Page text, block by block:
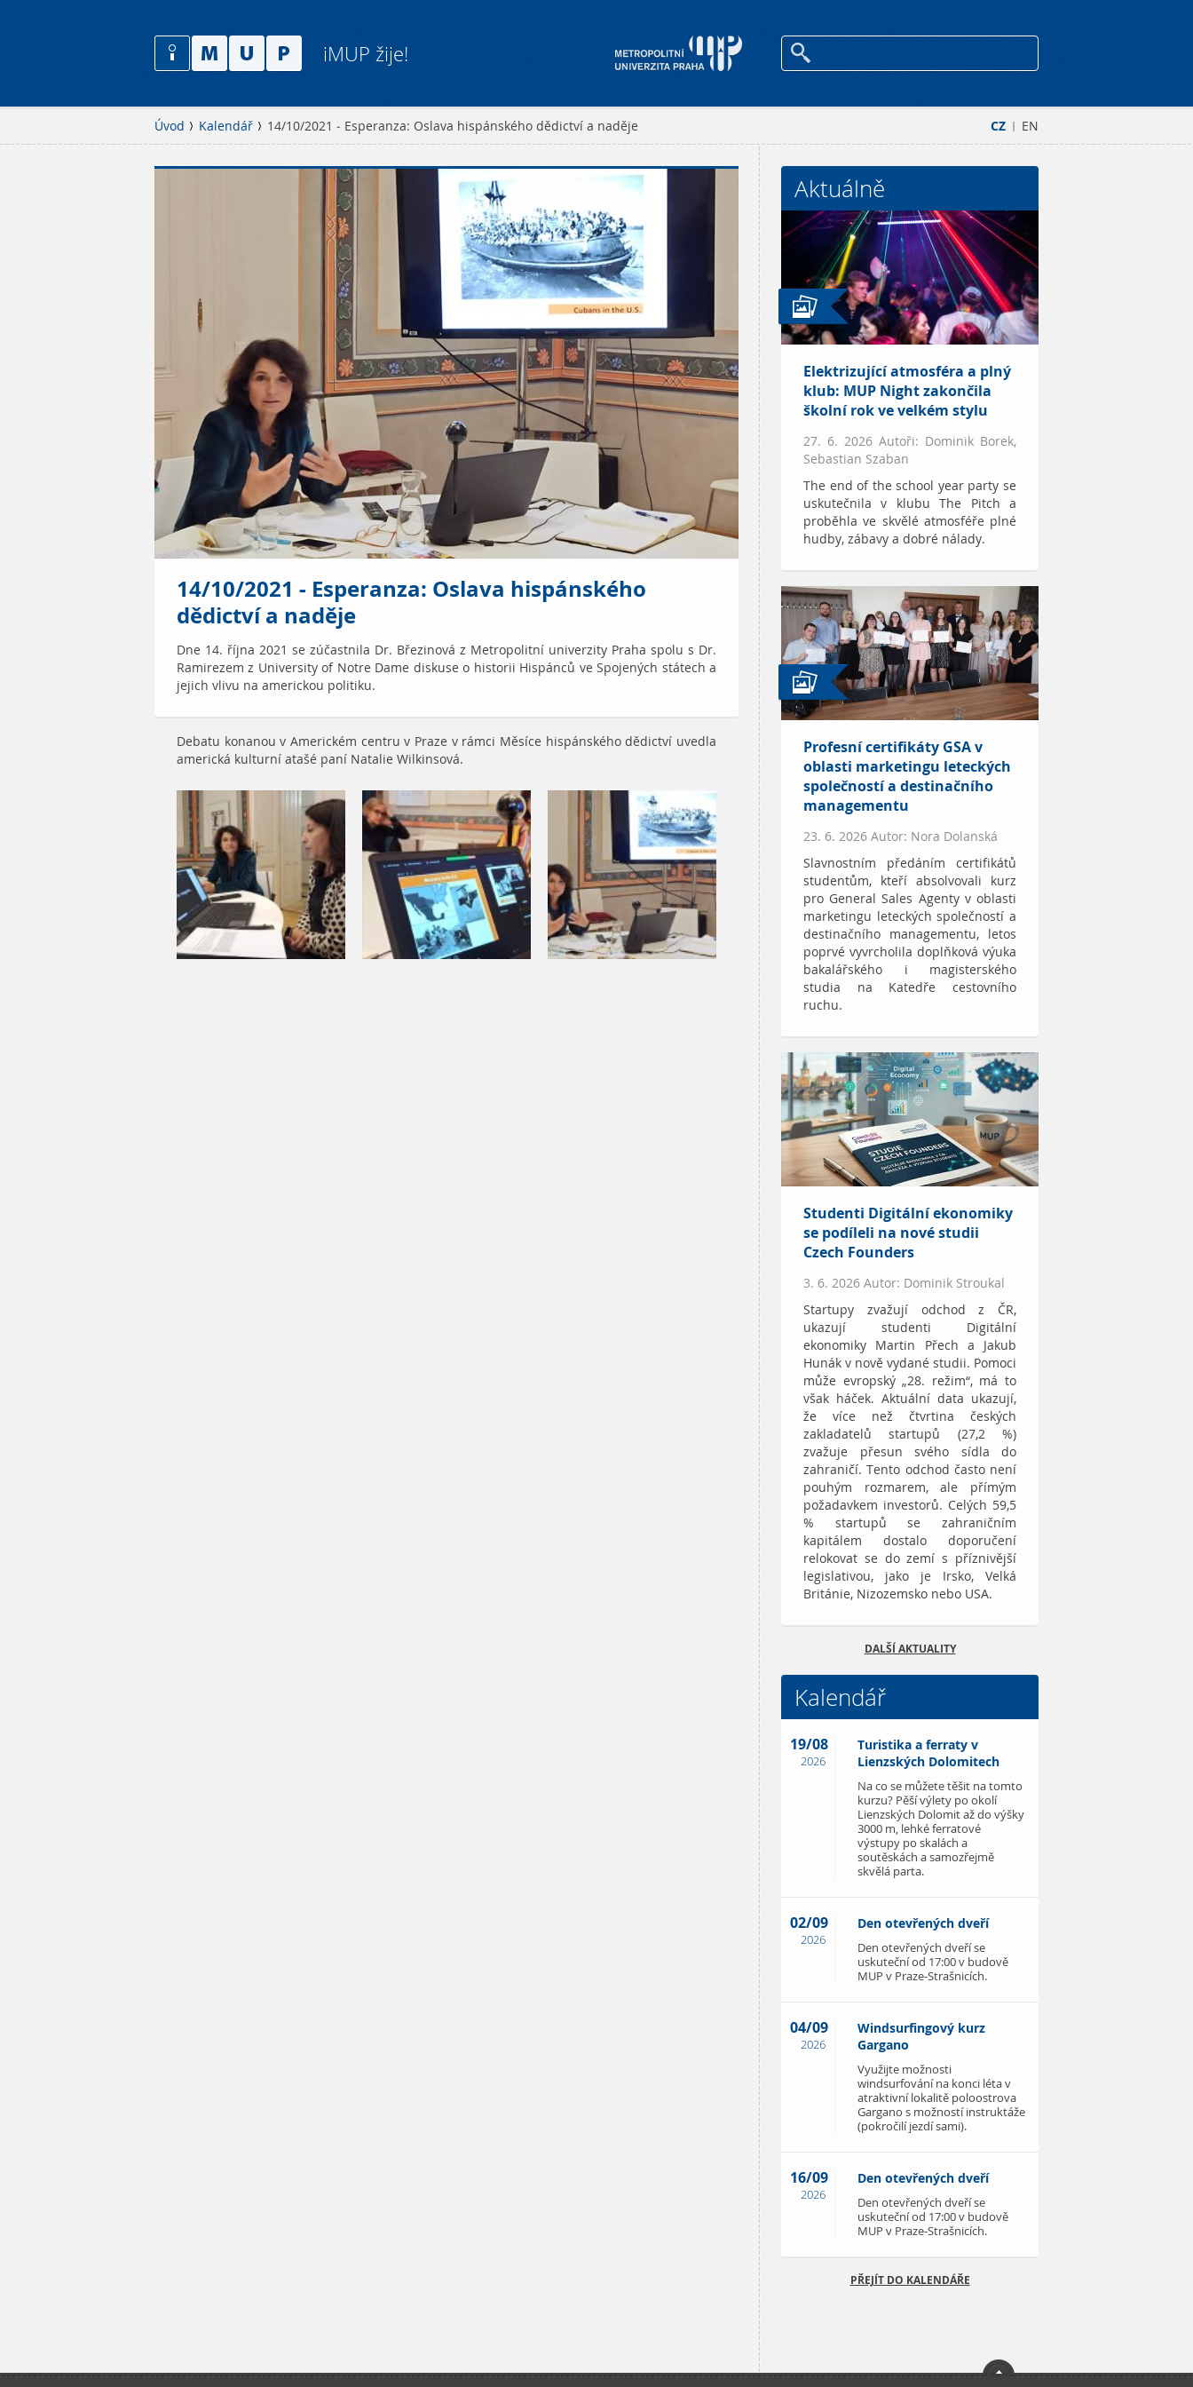
iMUP žije!
CZ | EN
Úvod Kalendář 14/10/2021 - Esperanza: Oslava hispánského dědictví a naděje
14/10/2021 - Esperanza: Oslava hispánského
dědictví a naděje
Dne 14. října 2021 se zúčastnila Dr. Březinová z Metropolitní univerzity Praha spolu s Dr.
Ramirezem z University of Notre Dame diskuse o historii Hispánců ve Spojených státech a
jejich vlivu na americkou politiku.
Debatu konanouv Americkém centru v Praze v rámci Měsíce hispánského dědictví uvedla
americká kulturní atašé paní Natalie Wilkinsová.
Aktuálně
Elektrizující atmosféra a plný
klub: MUP Night zakončila
školní rok ve velkém stylu
27. 6. 2026 Autoři: Dominik Borek,
Sebastian Szaban
The end of the school year party se
uskutečnila v klubu The Pitch a
proběhla ve skvělé atmosféře plné
hudby, zábavy a dobré nálady.
Profesní certifikáty GSA v
oblasti marketingu leteckých
společností a destinačního
managementu
23. 6. 2026 Autor: Nora Dolanská
Slavnostním předáním certifikátů
studentům, kteří absolvovali kurz
pro General Sales Agenty v oblasti
marketingu leteckých společností a
destinačního managementu, letos
poprvé vyvrcholila doplňková výuka
bakalářského i magisterského
studia na Katedře cestovního
ruchu.
Studenti Digitální ekonomiky
se podíleli na nové studii
Czech Founders
3. 6. 2026 Autor: Dominik Stroukal
Startupy zvažují odchod z ČR,
ukazují studenti Digitální
ekonomiky Martin Přech a Jakub
Hunák v nově vydané studii. Pomoci
může evropský „28. režim“, má to
však háček. Aktuální data ukazují,
že více než čtvrtina českých
zakladatelů startupů (27,2 %)
zvažuje přesun svého sídla do
zahraničí. Tento odchod často není
pouhým rozmarem, ale přímým
požadavkem investorů. Celých 59,5
% startupů se zahraničním
kapitálem dostalo doporučení
relokovat se do zemí s příznivější
legislativou, jako je Irsko, Velká
Británie, Nizozemsko nebo USA.
DALŠÍ AKTUALITY
Kalendář
19/08
2026
Turistika a ferraty v
Lienzských Dolomitech
Na co se můžete těšit na tomto
kurzu? Pěší výlety po okolí
Lienzských Dolomit až do výšky
3000 m, lehké ferratové
výstupy po skalách a
soutěskách a samozřejmě
skvělá parta.
02/09
2026
Den otevřených dveří
Den otevřených dveří se
uskuteční od 17:00 v budově
MUP v Praze-Strašnicích.
04/09
2026
Windsurfingový kurz
Gargano
Využijte možnosti
windsurfování na konci léta v
atraktivní lokalitě poloostrova
Gargano s možností instruktáže
(pokročilí jezdí sami).
16/09
2026
Den otevřených dveří
Den otevřených dveří se
uskuteční od 17:00 v budově
MUP v Praze-Strašnicích.
PŘEJÍT DO KALENDÁŘE